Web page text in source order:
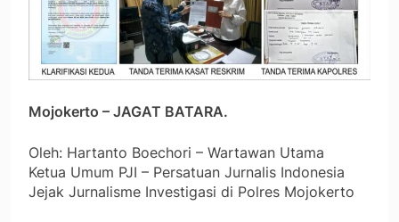
Mojokerto – JAGAT BATARA.
Oleh: Hartanto Boechori – Wartawan Utama
Ketua Umum PJI – Persatuan Jurnalis Indonesia
Jejak Jurnalisme Investigasi di Polres Mojokerto